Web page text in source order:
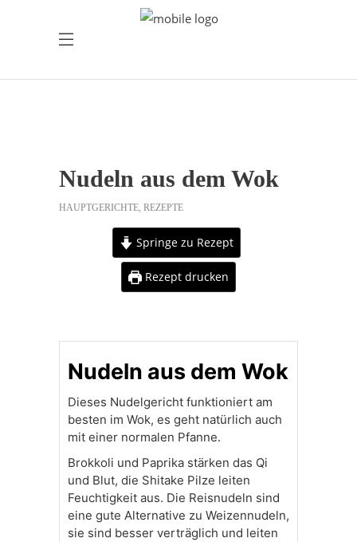
Nudeln aus dem Wok
HAUPTGERICHTE, REZEPTE
Springe zu Rezept
Rezept drucken
Nudeln aus dem Wok
Dieses Nudelgericht funktioniert am
besten im Wok, es geht natürlich auch
mit einer normalen Pfanne.
Brokkoli und Paprika stärken das Qi
und Blut, die Shitake Pilze leiten
Feuchtigkeit aus. Die Reisnudeln sind
eine gute Alternative zu Weizennudeln,
sie sind besser verträglich und leiten